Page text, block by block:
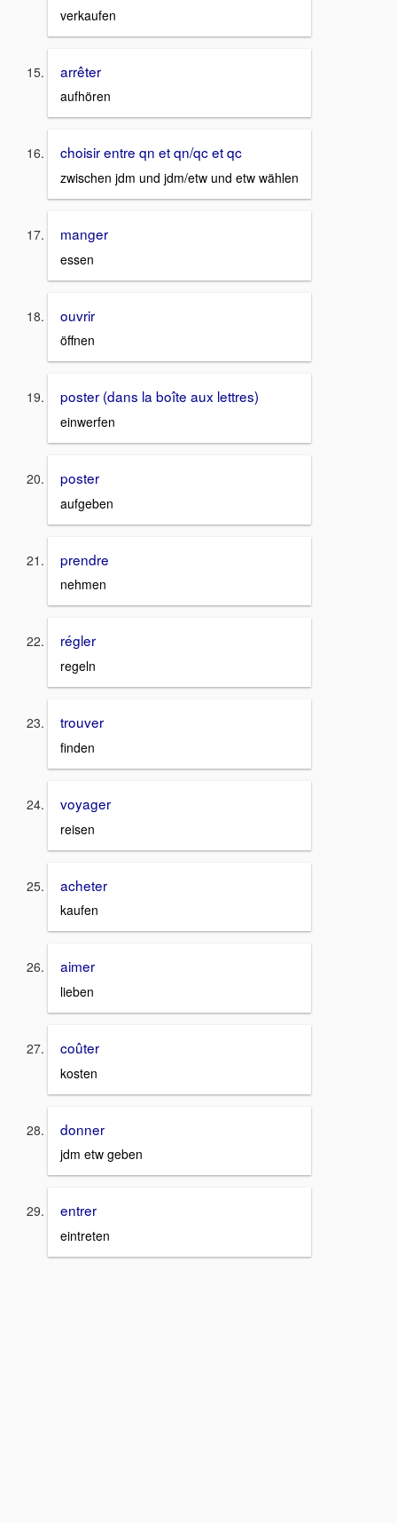
verkaufen
arrêter
aufhören
choisir entre qn et qn/qc et qc
zwischen jdm und jdm/etw und etw wählen
manger
essen
ouvrir
öffnen
poster (dans la boîte aux lettres)
einwerfen
poster
aufgeben
prendre
nehmen
régler
regeln
trouver
finden
voyager
reisen
acheter
kaufen
aimer
lieben
coûter
kosten
donner
jdm etw geben
entrer
eintreten